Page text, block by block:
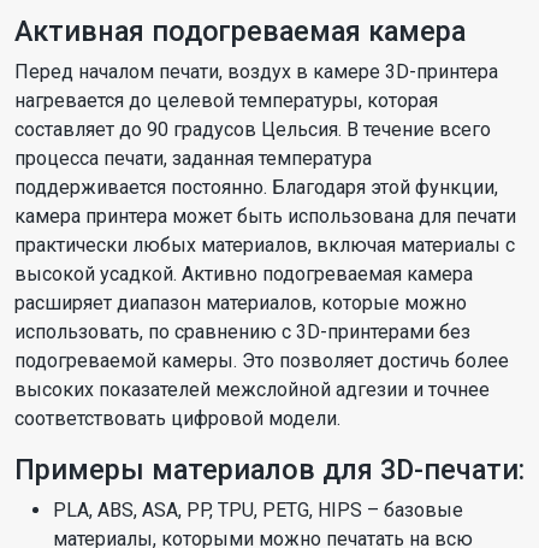
Активная подогреваемая камера
Перед началом печати, воздух в камере 3D-принтера
нагревается до целевой температуры, которая
составляет до 90 градусов Цельсия. В течение всего
процесса печати, заданная температура
поддерживается постоянно. Благодаря этой функции,
камера принтера может быть использована для печати
практически любых материалов, включая материалы с
высокой усадкой. Активно подогреваемая камера
расширяет диапазон материалов, которые можно
использовать, по сравнению с 3D-принтерами без
подогреваемой камеры. Это позволяет достичь более
высоких показателей межслойной адгезии и точнее
соответствовать цифровой модели.
Примеры материалов для 3D-печати:
PLA, ABS, ASA, PP, TPU, PETG, HIPS – базовые
материалы, которыми можно печатать на всю